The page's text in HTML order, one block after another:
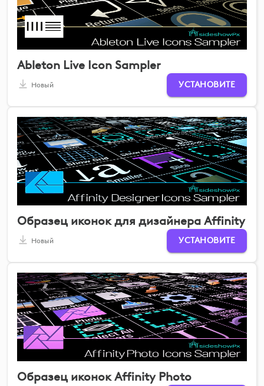
Ableton Live Icon Sampler
Новый УСТАНОВИТЕ
Образец иконок для дизайнера Affinity
Новый УСТАНОВИТЕ
Образец иконок Affinity Photo